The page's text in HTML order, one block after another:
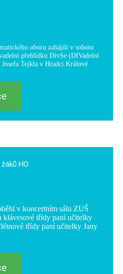
oboru zahájili v sobotu
přehlídku DivSe (DIVadelní
Tejkla v Hradci Králové.
žáků HO
v koncertním sálu ZUŠ
klávesové třídy paní učitelky
třídy paní učitelky Jany